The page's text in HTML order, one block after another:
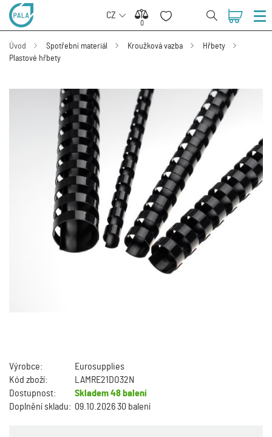
CZ
0
0
Úvod Spotřební materiál Kroužková vazba
Hřbety
Plastové hřbety
Výrobce:
Eurosupplies
Kód zboží:
LAMRE21DO32N
Dostupnost:
Skladem48 balení
Doplnění skladu: 09.10.2026 30 balení